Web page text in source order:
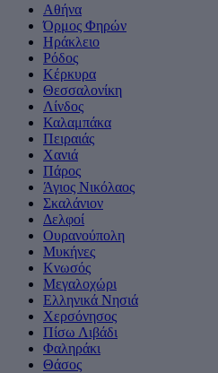
Αθήνα
Όρμος Φηρών
Ηράκλειο
Ρόδος
Κέρκυρα
Θεσσαλονίκη
Λίνδος
Καλαμπάκα
Πειραιάς
Χανιά
Πάρος
Άγιος Νικόλαος
Σκαλάνιον
Δελφοί
Ουρανούπολη
Μυκήνες
Κνωσός
Μεγαλοχώρι
Ελληνικά Νησιά
Χερσόνησος
Πίσω Λιβάδι
Φαληράκι
Θάσος